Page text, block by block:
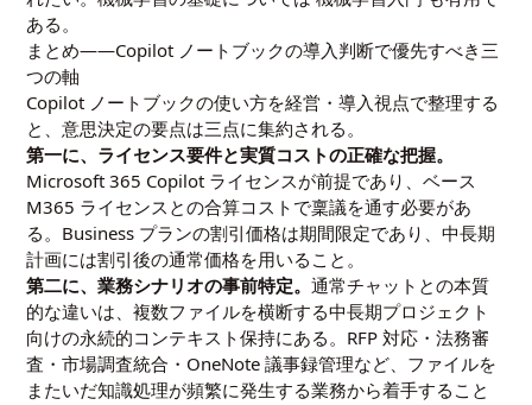
ある。
まとめ――Copilot ノートブックの導入判断で優先すべき三
つの軸
Copilot ノートブックの使い方を経営・導入視点で整理する
と、意思決定の要点は三点に集約される。
第一に、ライセンス要件と実質コストの正確な把握。
Microsoft 365 Copilot ライセンスが前提であり、ベース
M365 ライセンスとの合算コストで稟議を通す必要があ
る。Business プランの割引価格は期間限定であり、中長期
計画には割引後の通常価格を用いること。
第二に、業務シナリオの事前特定。通常チャットとの本質
的な違いは、複数ファイルを横断する中長期プロジェクト
向けの永続的コンテキスト保持にある。RFP 対応・法務審
査・市場調査統合・OneNote 議事録管理など、ファイルを
またいだ知識処理が頻繁に発生する業務から着手すること